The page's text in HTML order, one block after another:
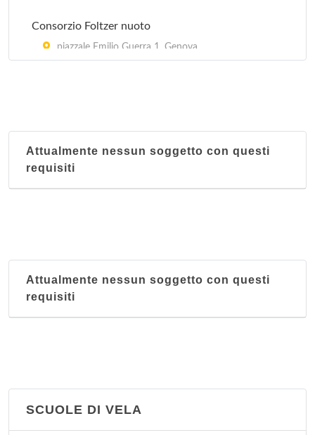
Consorzio Foltzer nuoto
piazzale Emilio Guerra 1, Genova
via Contubernio G. B. D'Albertis 1, Genova
Attualmente nessun soggetto con questi
requisiti
Attualmente nessun soggetto con questi
requisiti
SCUOLE DI VELA